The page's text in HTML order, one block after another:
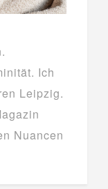
Ich
Leipzig.
Nuancen